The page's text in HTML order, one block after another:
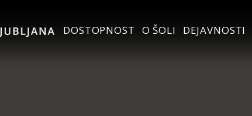
DOSTOPNOST O ŠOLI DEJAVNOSTI